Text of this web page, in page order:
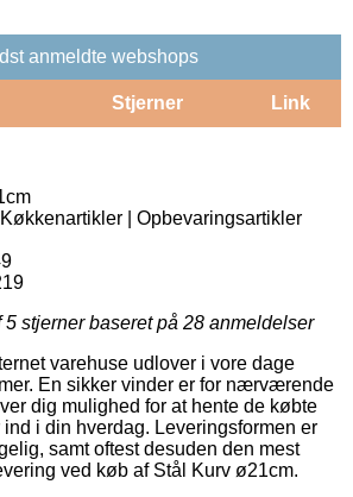
anmeldte webshops
Stjerner Link
| Opbevaringsartikler
5 stjerner baseret på 28 anmeldelser
varehuse udlover i vore dage
En sikker vinder er for nærværende
dig mulighed for at hente de købte
i din hverdag. Leveringsformen er
samt oftest desuden den mest
ved køb af Stål Kurv ø21cm.